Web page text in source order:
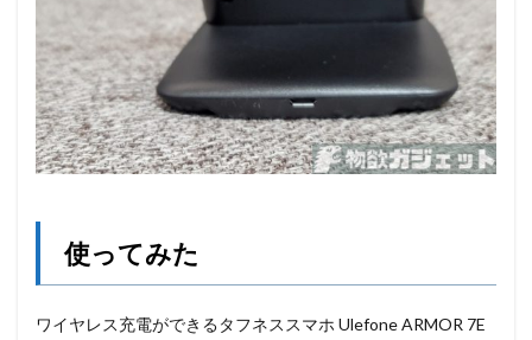
使ってみた
ワイヤレス充電ができるタフネススマホ Ulefone ARMOR 7E